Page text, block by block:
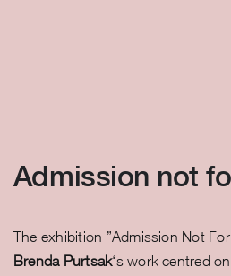
Admission not
The exhibition ”Admission Not
Brenda Purtsak‘s work centred